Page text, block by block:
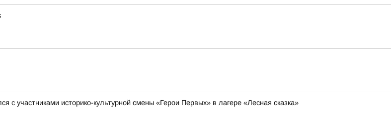
с участниками историко-культурной смены «Герои Первых» в лагере «Лесная сказка»